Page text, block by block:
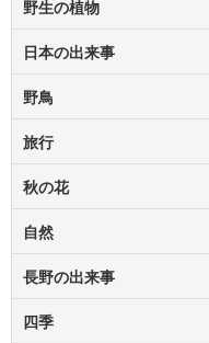
野生の植物
日本の出来事
野鳥
旅行
秋の花
自然
長野の出来事
四季